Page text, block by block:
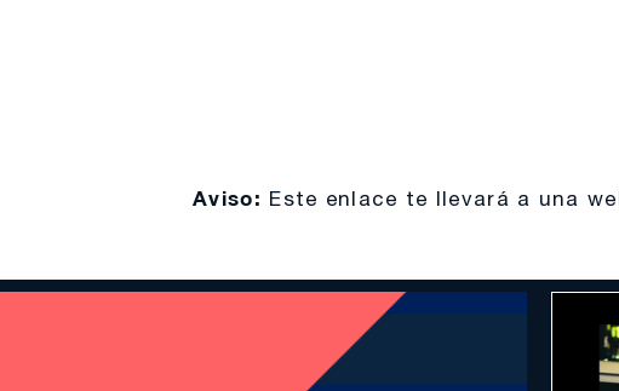
Aviso: Este enlace te llevará a una